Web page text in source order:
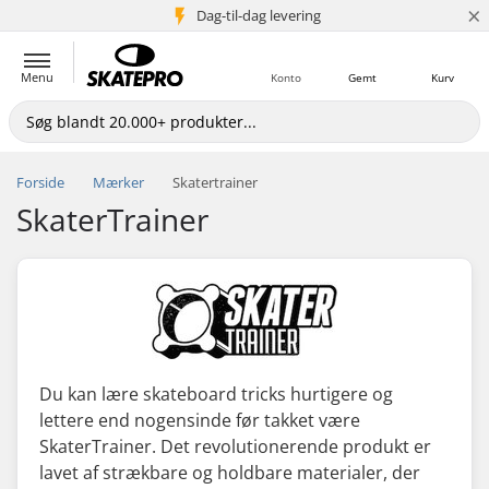
Dag-til-dag levering
5+ mio. kunder ×
Menu Kurv
Gemt
Konto
Forside Mærker Skatertrainer
SkaterTrainer
Du kan lære skateboard tricks hurtigere og
lettere end nogensinde før takket være
SkaterTrainer. Det revolutionerende produkt er
lavet af strækbare og holdbare materialer, der